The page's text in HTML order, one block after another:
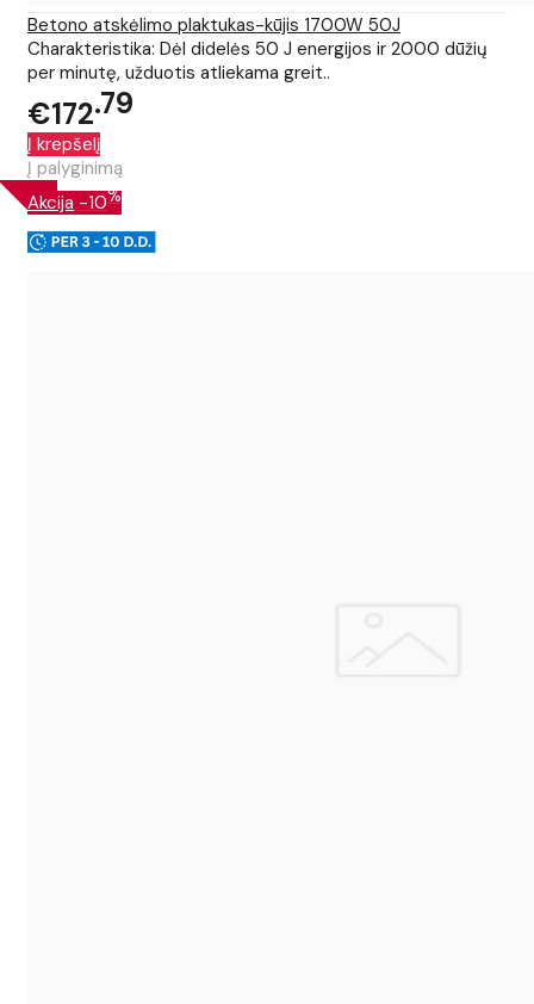
Betono atskėlimo plaktukas-kūjis 1700W 50J
Charakteristika: Dėl didelės 50 J energijos ir 2000 dūžių
per minutę, užduotis atliekama greit..
€172 79
Į krepšelį
Į palyginimą
Akcija -10%